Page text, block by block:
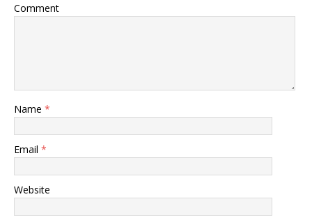
Comment
Name *
Email *
Website